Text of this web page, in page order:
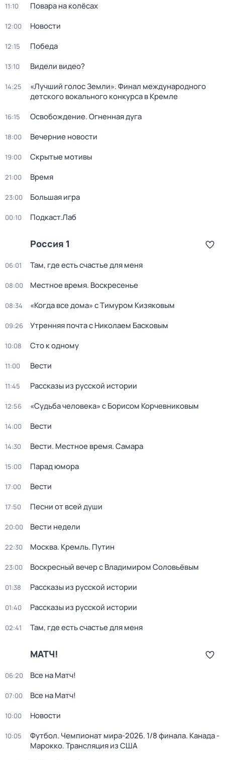
11:10 Повара на колёсах
12:00 Новости
12:15 Победа
13:10 Видели видео?
14:25
«Лучший голос Земли». Финал международного
детского вокального конкурса в Кремле
16:15 Освобождение. Огненная дуга
18:00 Вечерние новости
19:00 Скрытые мотивы
21:00 Время
23:00 Большая игра
00:10 Подкаст.Лаб
Россия 1
06:01 Там, где есть счастье для меня
08:00 Местное время. Воскресенье
08:34 «Когда все дома» с Тимуром Кизяковым
09:26 Утренняя почта с Николаем Басковым
10:08 Сто к одному
11:00 Вести
11:45 Рассказы из русской истории
12:56 «Судьба человека» с Борисом Корчевниковым
14:00 Вести
14:30 Вести. Местное время. Самара
15:00 Парад юмора
17:00 Вести
17:50 Песни от всей души
20:00 Вести недели
22:30 Москва. Кремль. Путин
23:00 Воскресный вечер с Владимиром Соловьёвым
01:38 Рассказы из русской истории
01:40 Рассказы из русской истории
02:41 Там, где есть счастье для меня
МАТЧ!
06:20 Все на Матч!
07:00 Все на Матч!
10:00 Новости
10:05
Футбол. Чемпионат мира-2026. 1/8 финала. Канада -
Марокко. Трансляция из США